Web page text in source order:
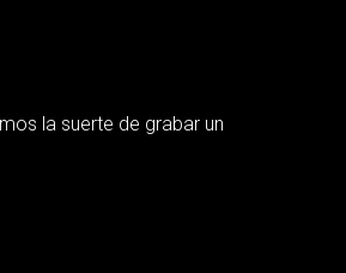
la suerte de grabar un